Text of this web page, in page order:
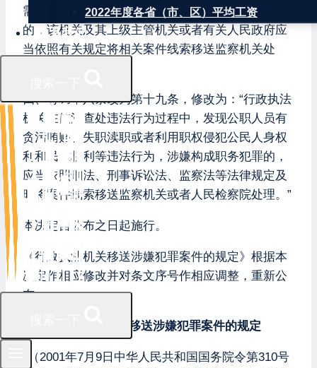
2022年度各省（市、区）平均工资
联系我们
需要由监察机关依法给予违法的公职人员政务处分
的，该机关及其上级主管机关或者有关人民政府应
当依照有关规定将相关案件线索移送监察机关处
四、将第十八条改为第十九条，修改为：“行政执法
机关在依法查处违法行为过程中，发现公职人员有
贪污贿赂、失职渎职或者利用职权侵犯公民人身权
利和民主权利等违法行为，涉嫌构成职务犯罪的，
应当依照刑法、刑事诉讼法、监察法等法律规定及
时将案件线索移送监察机关或者人民检察院处理。”
本决定自公布之日起施行。
《行政执法机关移送涉嫌犯罪案件的规定》根据本
决定作相应修改并对条文序号作相应调整，重新公
布。
行政执法机关移送涉嫌犯罪案件的规定
（2001年7月9日中华人民共和国国务院令第310号